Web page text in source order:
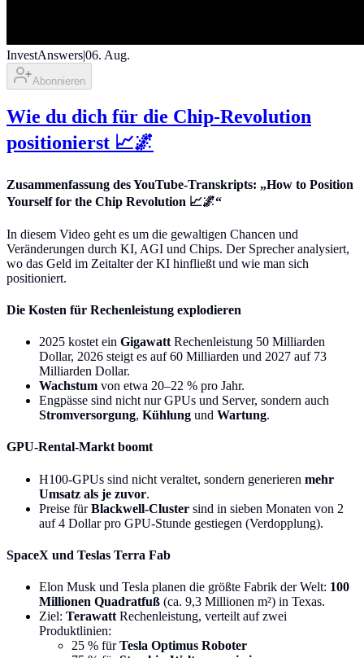
InvestAnswers|06. Aug.
Abonnieren
Wie du dich für die Chip-Revolution
positionierst 📈🌌
Zusammenfassung des YouTube-Transkripts: „How to Position
Yourself for the Chip Revolution 📈🌌“
In diesem Video geht es um die gewaltigen Chancen und
Veränderungen durch KI, AGI und Chips. Der Sprecher analysiert,
wo das Geld im Zeitalter der KI hinfließt und wie man sich
positioniert.
Die Kosten für Rechenleistung explodieren
2025 kostet ein Gigawatt Rechenleistung 50 Milliarden
Dollar, 2026 steigt es auf 60 Milliarden und 2027 auf 73
Milliarden Dollar.
Wachstum von etwa 20–22 % pro Jahr.
Engpässe sind nicht nur GPUs und Server, sondern auch
Stromversorgung, Kühlung und Wartung.
GPU-Rental-Markt boomt
H100-GPUs sind nicht veraltet, sondern generieren mehr
Umsatz als je zuvor.
Preise fürBlackwell-Cluster sind in sieben Monaten von 2
auf 4 Dollar pro GPU-Stunde gestiegen (Verdopplung).
SpaceX und Teslas Terra Fab
Elon Musk und Tesla planen die größte Fabrik der Welt: 100
Millionen Quadratfuß (ca. 9,3 Millionen m²) in Texas.
Ziel: Terawatt Rechenleistung, verteilt auf zwei
Produktlinien:
25 % fürTesla Optimus Roboter